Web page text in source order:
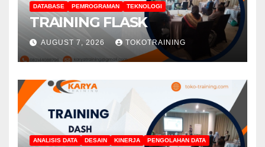
DATABASE PEMROGRAMAN TEKNOLOGI
TRAINING FLASK
AUGUST 7, 2026 TOKOTRAINING
ANALISIS DATA DESAIN KINERJA PENGOLAHAN DATA